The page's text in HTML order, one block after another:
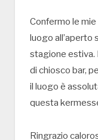
Confermo le
luogo all’aperto
stagione estiva.
di chiosco bar,
il luogo è
questa
Ringrazio